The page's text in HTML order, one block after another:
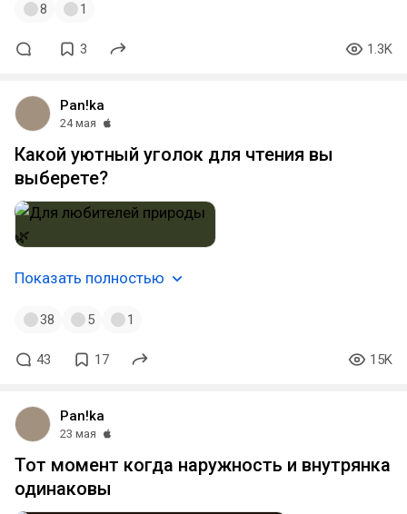
8 1
3 1.3K
Pan!ka
24 мая
Какой уютный уголок для чтения вы
выберете?
Показать полностью
38 5 1
43 17 15K
Pan!ka
23 мая
Тот момент когда наружность и внутрянка
одинаковы